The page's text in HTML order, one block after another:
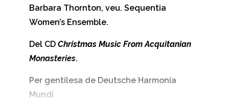
Barbara Thornton, veu. Sequentia
Women’s Ensemble.
Del CD Christmas Music From Acquitanian
Monasteries.
Per gentilesa de Deutsche Harmonia
Mundi